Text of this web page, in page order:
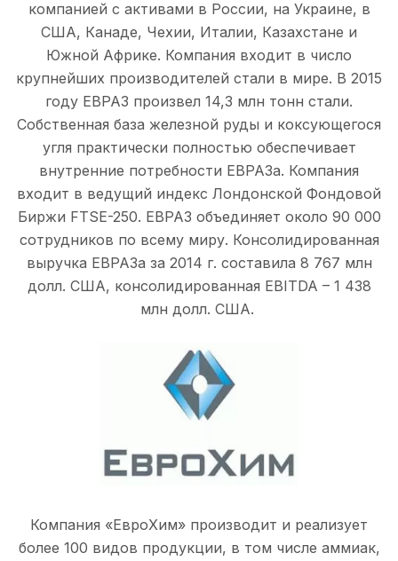
компанией с активами в России, на Украине, в
США, Канаде, Чехии, Италии, Казахстане и
Южной Африке. Компания входит в число
крупнейших производителей стали в мире. В 2015
году ЕВРАЗ произвел 14,3 млн тонн стали.
Собственная база железной руды и коксующегося
угля практически полностью обеспечивает
внутренние потребности ЕВРАЗа. Компания
входит в ведущий индекс Лондонской Фондовой
Биржи FTSE-250. ЕВРАЗ объединяет около 90 000
сотрудников по всему миру. Консолидированная
выручка ЕВРАЗа за 2014 г. составила 8 767 млн
долл. США, консолидированная EBITDA – 1 438
млн долл. США.
Компания «ЕвроХим» производит и реализует
более 100 видов продукции, в том числе аммиак,